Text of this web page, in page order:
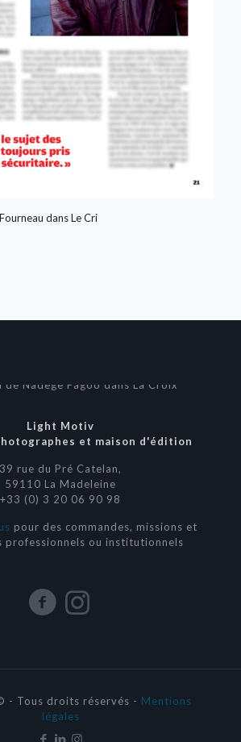
dans Le Cri
Light Motiv
et maison d'édition
39 rue du Pré Catelan,
59110 La Madeleine
+33 (0) 3 20 06 90 98
pour des commandes, missions et
professionnels ou institutionnels
- Tous droits réservés - Mentions
légales